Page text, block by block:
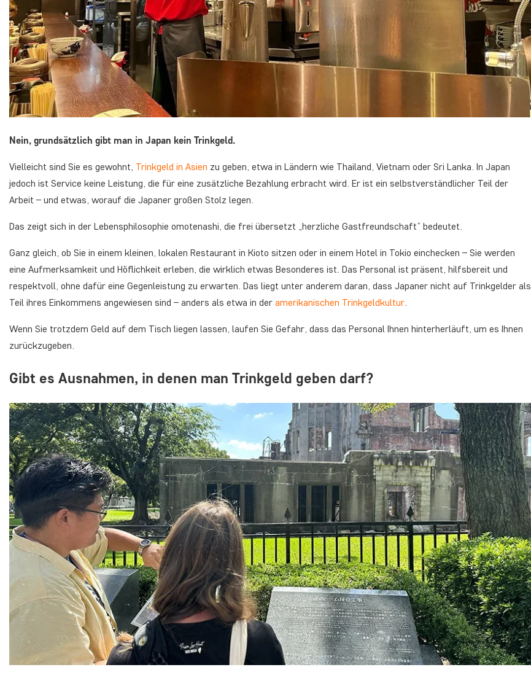
Nein, grundsätzlich gibt man in Japan kein Trinkgeld.
Vielleicht sind Sie es gewohnt, Trinkgeld in Asien zu geben, etwa in Ländern wie Thailand, Vietnam oder Sri Lanka. In Japan
jedoch ist Service keine Leistung, die für eine zusätzliche Bezahlung erbracht wird. Er ist ein selbstverständlicher Teil der
Arbeit – und etwas, worauf die Japaner großen Stolz legen.
Das zeigt sich in der Lebensphilosophie omotenashi, die frei übersetzt „herzliche Gastfreundschaft“ bedeutet.
Ganz gleich, ob Sie in einem kleinen, lokalen Restaurant in Kioto sitzen oder in einem Hotel in Tokio einchecken – Sie werden
eine Aufmerksamkeit und Höflichkeit erleben, die wirklich etwas Besonderes ist. Das Personal ist präsent, hilfsbereit und
respektvoll, ohne dafür eine Gegenleistung zu erwarten. Das liegt unter anderem daran, dass Japaner nicht auf Trinkgelder als
Teil ihres Einkommens angewiesen sind – anders als etwa in der amerikanischen Trinkgeldkultur.
Wenn Sie trotzdem Geld auf dem Tisch liegen lassen, laufen Sie Gefahr, dass das Personal Ihnen hinterherläuft, um es Ihnen
zurückzugeben.
Gibt es Ausnahmen, in denen man Trinkgeld geben darf?